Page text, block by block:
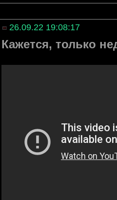
26.09.22 19:08:17
Кажется, только